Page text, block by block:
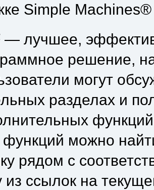
Simple
— лучшее,
решение,
могут
разделах и
функций можно
рядом с
из ссылок на